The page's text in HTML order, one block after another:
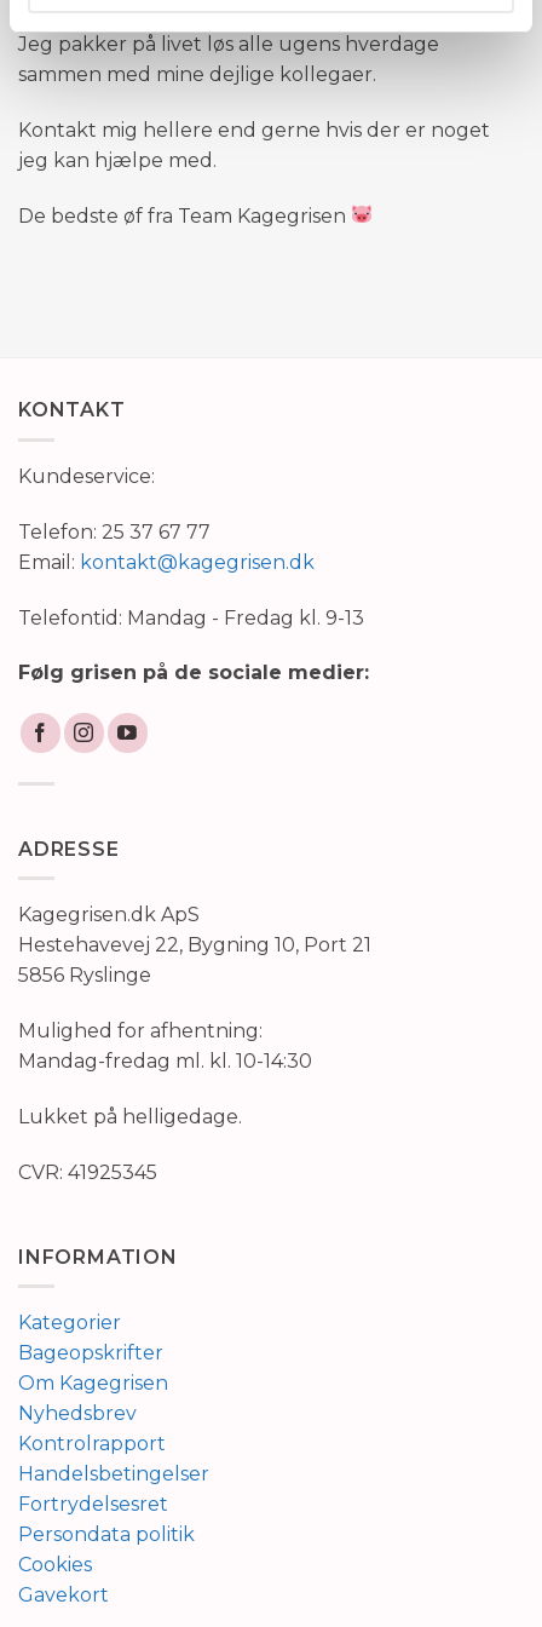
Jeg pakker på livet løs alle ugens hverdage
sammen med mine dejlige kollegaer.
Kontakt mig hellere end gerne hvis der er noget
jeg kan hjælpe med.
De bedste øf fra Team Kagegrisen
KONTAKT
Kundeservice:
Telefon: 25 37 67 77
Email: kontakt@kagegrisen.dk
Telefontid: Mandag - Fredag kl. 9-13
Følg grisen på de sociale medier:
ADRESSE
Kagegrisen.dk ApS
Hestehavevej 22, Bygning 10, Port 21
5856 Ryslinge
Mulighed for afhentning:
Mandag-fredag ml. kl. 10-14:30
Lukket på helligedage.
CVR: 41925345
INFORMATION
Kategorier
Bageopskrifter
Om Kagegrisen
Nyhedsbrev
Kontrolrapport
Handelsbetingelser
Fortrydelsesret
Persondata politik
Cookies
Gavekort